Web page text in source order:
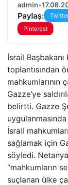
admin•
Paylaş:
Pinterest
İsrail
toplantısından
mahkumlarının
Gazze’ye
belirtti. Gazze
İsrail
sağlamak için
söyledi.
“mahkumların
suçlanan ülke